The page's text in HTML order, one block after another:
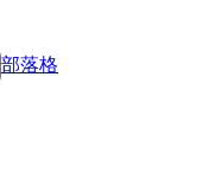
部落格